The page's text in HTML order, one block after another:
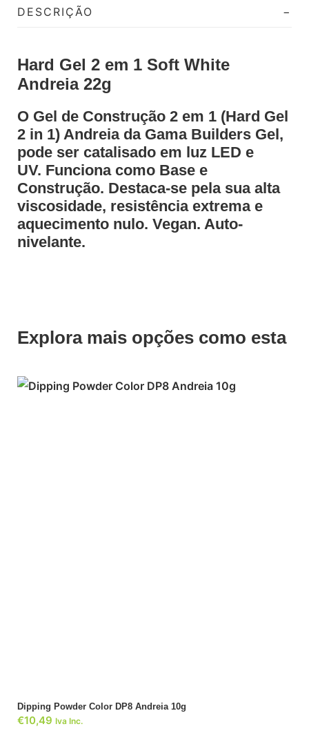
DESCRIÇÃO
Hard Gel 2 em 1 Soft White
Andreia 22g
O Gel de Construção 2 em 1 (Hard Gel
2 in 1) Andreia da Gama Builders Gel,
pode ser catalisado em luz LED e
UV. Funciona como Base e
Construção. Destaca-se pela sua alta
viscosidade, resistência extrema e
aquecimento nulo. Vegan. Auto-
nivelante.
Explora mais opções como esta
Dipping Powder Color DP8 Andreia 10g
€10,49 Iva Inc.